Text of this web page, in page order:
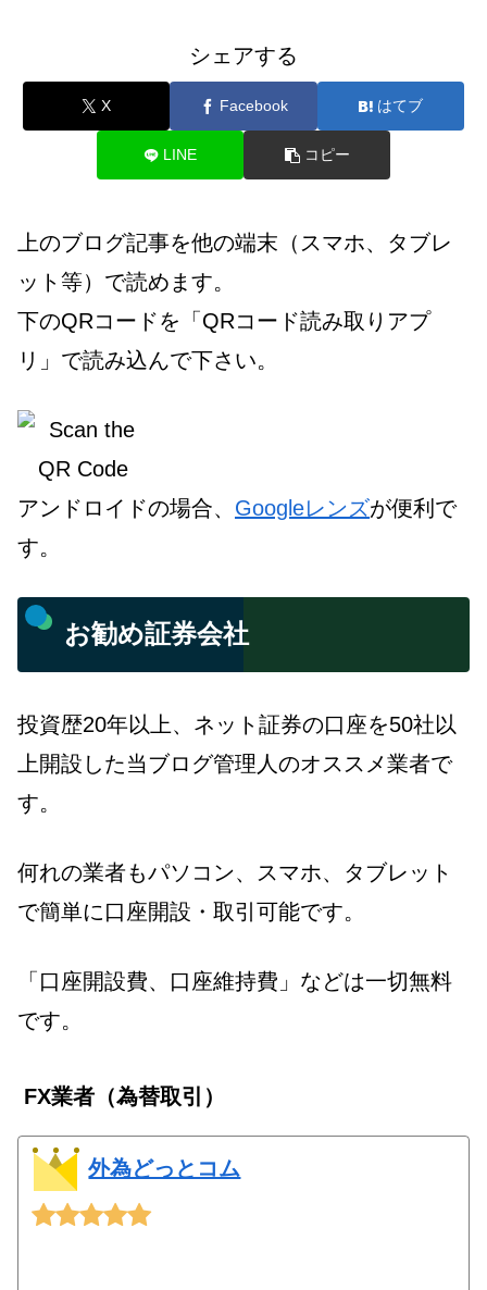
シェアする
X Facebook はてブ
LINE コピー
上のブログ記事を他の端末（スマホ、タブレ
ット等）で読めます。
下のQRコードを「QRコード読み取りアプ
リ」で読み込んで下さい。
アンドロイドの場合、 Googleレンズが便利で
す。
お勧め証券会社
投資歴20年以上、ネット証券の口座を50社以
上開設した当ブログ管理人のオススメ業者で
す。
何れの業者もパソコン、スマホ、タブレット
で簡単に口座開設・取引可能です。
「口座開設費、口座維持費」などは一切無料
です。
FX業者（為替取引）
外為どっとコム